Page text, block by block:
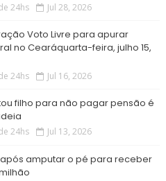
24hs Jul 28, 2026
Voto Livre para apurar
no Cearáquarta-feira, julho 15,
24hs Jul 16, 2026
filho para não pagar pensão é
24hs Jul 13, 2026
amputar o pé para receber